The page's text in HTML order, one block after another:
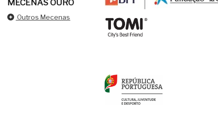
MECENAS OURO
Outros Mecenas